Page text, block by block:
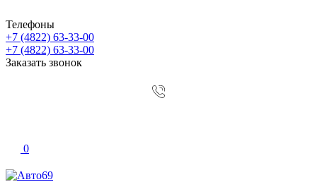
Телефоны
+7 (4822) 63-33-00
+7 (4822) 63-33-00
Заказать звонок
0